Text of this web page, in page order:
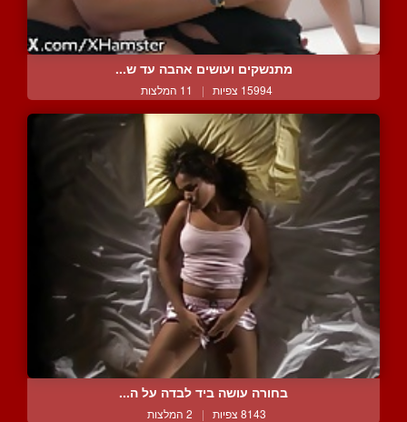
מתנשקים ועושים אהבה עד ש...
15994 צפיות | 11 המלצות
בחורה עושה ביד לבדה על ה...
8143 צפיות | 2 המלצות